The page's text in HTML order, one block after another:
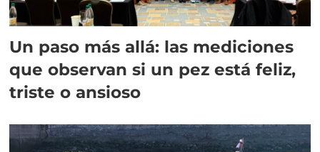
Un paso más allá: las mediciones
que observan si un pez está feliz,
triste o ansioso